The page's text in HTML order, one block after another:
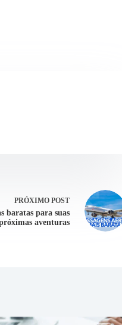
PRÓXIMOPOST
baratas para suas
aventuras